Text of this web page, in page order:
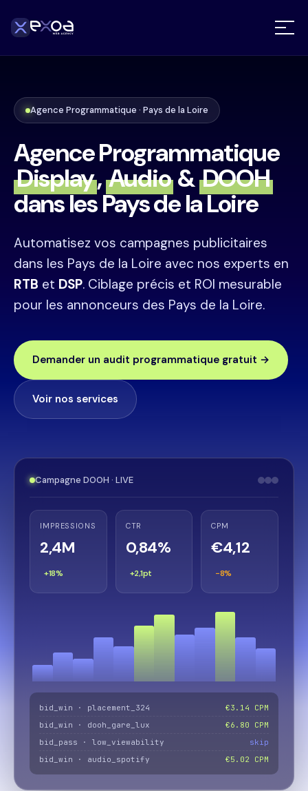
Agence Programmatique · Pays de la Loire
Agence Programmatique
Display, Audio & DOOH
dans les Pays de la Loire
Automatisez vos campagnes publicitaires
dans les Pays de la Loire avec nos experts en
RTB et DSP. Ciblage précis et ROI mesurable
pour les annonceurs des Pays de la Loire.
Demander un audit programmatique gratuit →
Voir nos services
Campagne DOOH · LIVE
IMPRESSIONS
2,4M
+18%
CTR
0,84%
+2,1pt
CPM
€4,12
−8%
bid_win · placement_324
€3.14 CPM
bid_win · dooh_gare_lux
€6.80 CPM
bid_pass · low_viewability
skip
bid_win · audio_spotify
€5.02 CPM